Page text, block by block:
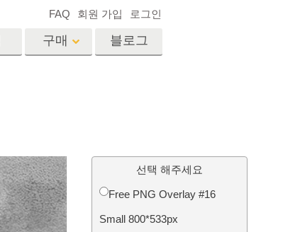
구매 블로그
FAQ 회원 가입 로그인
선택 해주세요
Free PNG Overlay #16
Small 800*533px